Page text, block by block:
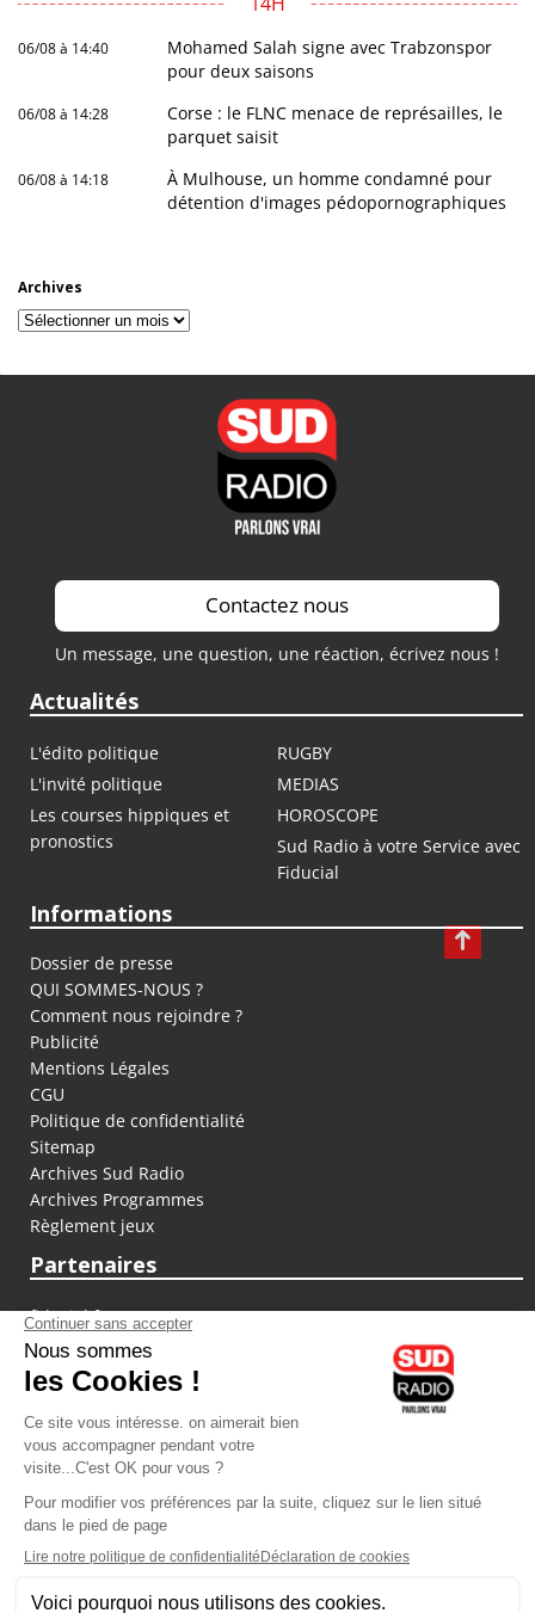
06/08 à 14:40
Mohamed Salah signe avec Trabzonspor
pour deux saisons
06/08 à 14:28
Corse : le FLNC menace de représailles, le
parquet saisit
06/08 à 14:18
À Mulhouse, un homme condamné pour
détention d'images pédopornographiques
Archives
Archives
Contactez nous
Un message, une question, une réaction, écrivez nous !
Actualités
L'édito politique
RUGBY
L'invité politique
MEDIAS
Les courses hippiques et
pronostics
HOROSCOPE
Sud Radio à votre Service avec
Fiducial
Informations
Dossier de presse
QUI SOMMES-NOUS ?
Comment nous rejoindre ?
Publicité
Mentions Légales
CGU
Politique de confidentialité
Sitemap
Archives Sud Radio
Archives Programmes
Règlement jeux
Partenaires
fiducial.fr
lyoncapitale.fr
olympique-et-lyonnais.com
L'application Iphone / Android
Téléchargez l'application
Les cookies
Gestion des cookies